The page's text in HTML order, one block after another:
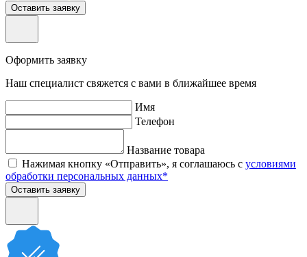
Оставить заявку
Оформить заявку
Наш специалист свяжется с вами в ближайшее время
Имя
Телефон
Название товара
Нажимая кнопку «Отправить», я соглашаюсь с условиями
обработки персональных данных*
Оставить заявку